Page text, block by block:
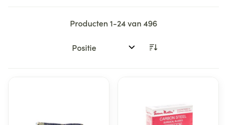
Producten1-24van496
Sorteer op: